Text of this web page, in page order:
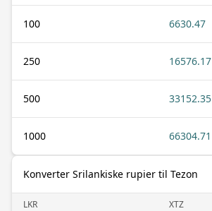
100 6630.47
250 16576.17
500 33152.35
1000 66304.71
Konverter Srilankiske rupier til Tezon
LKR XTZ